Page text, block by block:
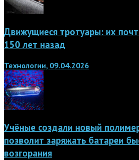
Движущиеся тротуары: их
150 лет назад
Технологии, 09.04.2026
Учёные создали новый
позволит заряжать батареи
возгорания